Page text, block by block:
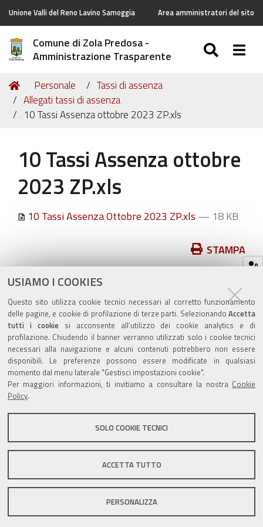
USIAMO I COOKIES
Questo sito utilizza cookie tecnici necessari al corretto funzionamento
delle pagine, e cookie di profilazione di terze parti. Selezionando Accetta
tutti i cookiesi acconsente all’utilizzo dei cookie analytics e di
profilazione. Chiudendo il banner verranno utilizzati solo i cookie tecnici
necessari alla navigazione e alcuni contenuti potrebbero non essere
disponibili. Le preferenze possono essere modificate in qualsiasi
momento dal menu laterale "Gestisci impostazioni cookie".
Per maggiori informazioni, ti invitiamo a consultare la nostra Cookie
Policy.
SOLO COOKIE TECNICI
ACCETTA TUTTO
PERSONALIZZA
Unione Valli del Reno Lavino Samoggia Area amministratori del sito
Comune di Zola Predosa -
Amministrazione Trasparente
Tu
sei
qui:
Home
Personale
Tassi di assenza
Allegati tassi di assenza
10 Tassi Assenza ottobre 2023 ZP.xls
10 Tassi Assenza ottobre
2023 ZP.xls
10 Tassi Assenza Ottobre 2023 ZP.xls — 18 KB
sul
documento
STAMPA
ultima modifica
Valuta questo sito
Sito istituzionale Comune di Zola Predosa
Privacy policy|DPO|Accessibilità